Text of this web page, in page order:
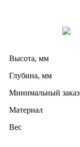
Высота, мм
Глубина, мм
Минимальный заказ
Материал
Вес